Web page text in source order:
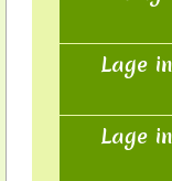
Lage
Lage